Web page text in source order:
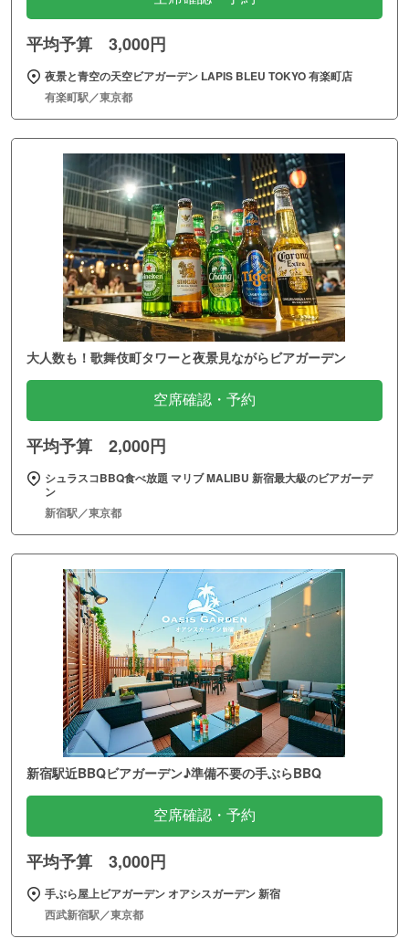
平均予算 3,000円
夜景と青空の天空ビアガーデン LAPIS BLEU TOKYO 有楽町店
有楽町駅／東京都
大人数も！歌舞伎町タワーと夜景見ながらビアガーデン
空席確認・予約
平均予算 2,000円
シュラスコBBQ食べ放題 マリブ MALIBU 新宿最大級のビアガーデ
ン
新宿駅／東京都
新宿駅近BBQビアガーデン♪準備不要の手ぶらBBQ
空席確認・予約
平均予算 3,000円
手ぶら屋上ビアガーデン オアシスガーデン 新宿
西武新宿駅／東京都